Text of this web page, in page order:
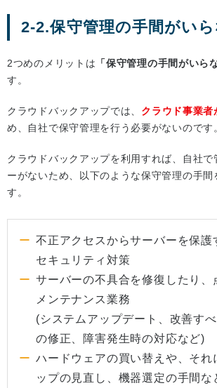
2-2.保守管理の手間がい
2つめのメリットは 「保守管理の手間がいら
す。
クラウドバックアップでは、 クラウド事業者
め、自社で保守管理を行う必要がないのです
クラウドバックアップを利用すれば、自社
ーがないため、以下のような保守管理の手間
す。
不正アクセスからサーバーを保護
セキュリティ対策
サーバーの不具合を修復したり、
メンテナンス業務
(システムアップデート、改善す
の修正、障害発生時の対応など)
ハードウェアの買い替えや、それ
ップの見直し、機器選定の手間な